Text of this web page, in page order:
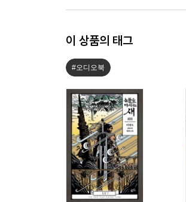
이 상품의 태그
#오디오북